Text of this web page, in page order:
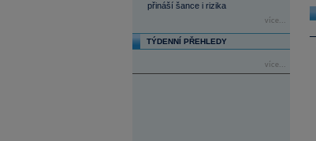
přináší šance i rizika
více...
TÝDENNÍ PŘEHLEDY
více...